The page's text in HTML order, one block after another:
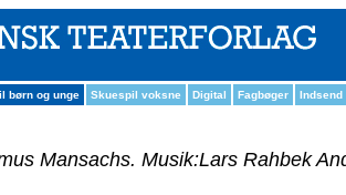
børn og unge Skuespil voksne Digital Fagbøger Indsend
Mansachs. Musik:Lars Rahbek